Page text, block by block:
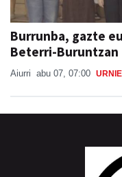
Burrunba, gazte
Beterri-Buruntzan
Aiurri abu 07, 07:00